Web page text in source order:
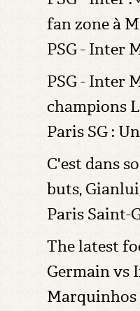
fan zone à
PSG - Inter
PSG - Inter
champions
Paris SG :
C'est dans
buts,
Paris Saint-
The latest
Germain vs
Marquinhos